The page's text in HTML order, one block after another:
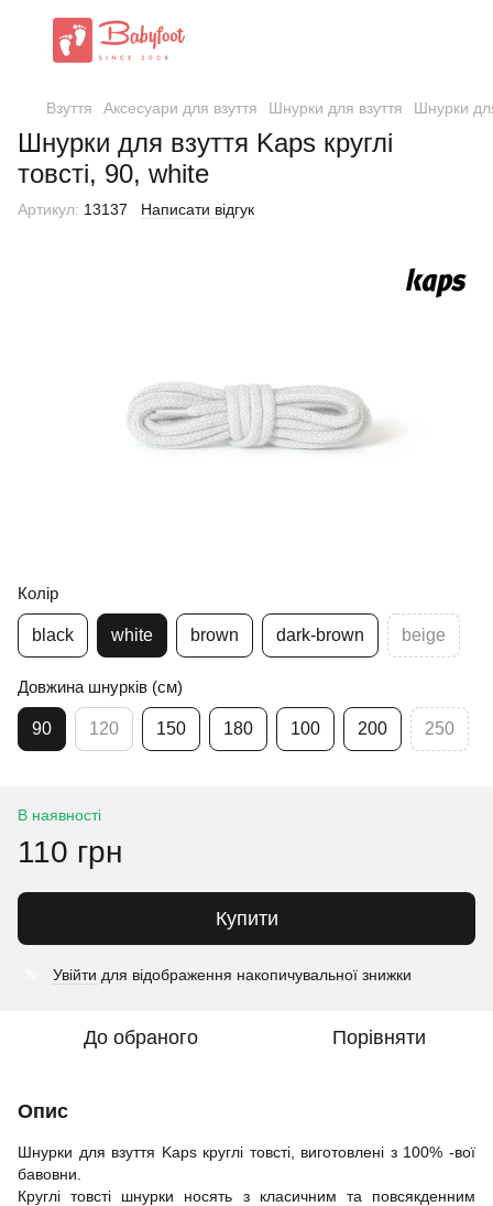
Взуття Аксесуари для взуття Шнурки для взуття Шнурки
Шнурки для взуття Kaps круглі
товсті, 90, white
Артикул: 13137 Написати відгук
Колір
black white brown dark-brown beige
Довжина шнурків (см)
90 120 150 180 100 200 250
В наявності
110 грн
Купити
Увійти для відображення накопичувальної знижки
До обраного Порівняти
Опис
Шнурки для взуття Kaps круглі товсті, виготовлені з 100% -вої
бавовни.
Круглі товсті шнурки носять з класичним та повсякденним